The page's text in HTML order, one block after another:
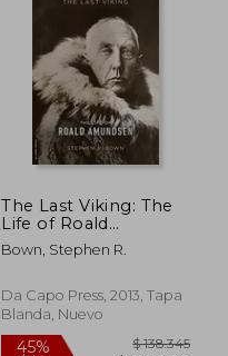
45%
The Last Viking: The
Life of Roald
Amundsen (Merloyd
Lawrence Book) (en
Bown, Stephen R.
Da Capo Press, 2013, Tapa
Blanda, Nuevo